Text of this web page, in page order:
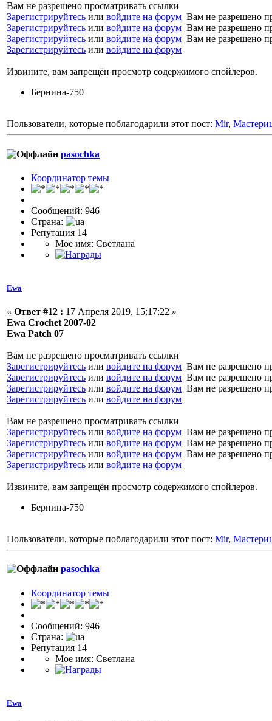
Вам не разрешено просматривать ссылки
Зарегистрируйтесь или войдите на форум Вам не разрешено
Зарегистрируйтесь или войдите на форум Вам не разрешено
Зарегистрируйтесь или войдите на форум Вам не разрешено
Зарегистрируйтесь или войдите на форум
Извините, вам запрещён просмотр содержимого спойлеров.
Бернина-750
Пользователи, которые поблагодарили этот пост: Mir,
pasochka
Координатор темы
Сообщений: 946
Страна:
Репутация 14
Мое имя: Светлана
Ewa
« Ответ #12 : 17 Апреля 2019, 15:17:22 »
Ewa Crochet 2007-02
Ewa Patch 07
Вам не разрешено просматривать ссылки
Зарегистрируйтесь или войдите на форум Вам не разрешено
Зарегистрируйтесь или войдите на форум Вам не разрешено
Зарегистрируйтесь или войдите на форум Вам не разрешено
Зарегистрируйтесь или войдите на форум
Вам не разрешено просматривать ссылки
Зарегистрируйтесь или войдите на форум Вам не разрешено
Зарегистрируйтесь или войдите на форум Вам не разрешено
Зарегистрируйтесь или войдите на форум Вам не разрешено
Зарегистрируйтесь или войдите на форум
Извините, вам запрещён просмотр содержимого спойлеров.
Бернина-750
Пользователи, которые поблагодарили этот пост: Mir,
pasochka
Координатор темы
Сообщений: 946
Страна:
Репутация 14
Мое имя: Светлана
Ewa